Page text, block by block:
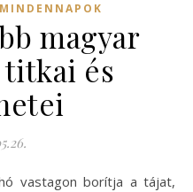
MINDENNAPOK
magyar
és